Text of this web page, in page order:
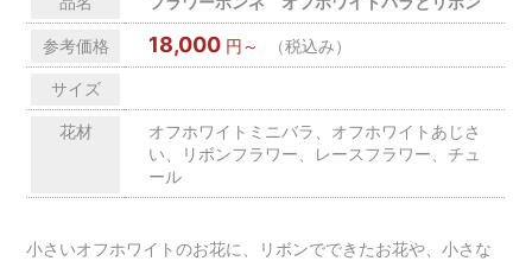
参考価格 18,000 円～ （税込み）
サイズ
花材
オフホワイトミニバラ、オフホワイトあじさ
い、リボンフラワー、レースフラワー、チュ
ール
小さいオフホワイトのお花に、リボンでできたお花や、小さな